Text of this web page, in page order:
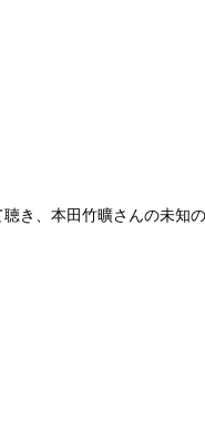
聴き、本田竹曠さんの未知